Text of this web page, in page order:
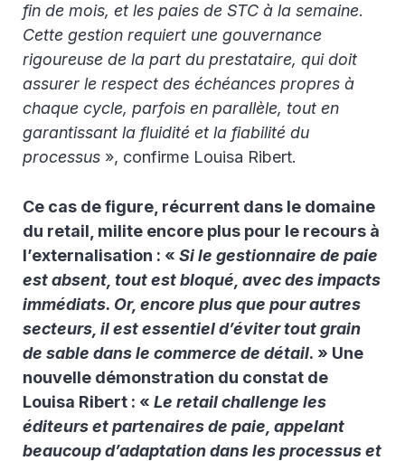
fin de mois, et les paies de STC à la semaine.
Cette gestion requiert une gouvernance
rigoureuse de la part du prestataire, qui doit
assurer le respect des échéances propres à
chaque cycle, parfois en parallèle, tout en
garantissant la fluidité et la fiabilité du
processus », confirme Louisa Ribert.
Ce cas de figure, récurrent dans le domaine
du retail, milite encore plus pour le recours à
l’externalisation : « Si le gestionnaire de paie
est absent, tout est bloqué, avec des impacts
immédiats. Or, encore plus que pour autres
secteurs, il est essentiel d’éviter tout grain
de sable dans le commerce de détail. » Une
nouvelle démonstration du constat de
Louisa Ribert : « Le retail challenge les
éditeurs et partenaires de paie, appelant
beaucoup d’adaptation dans les processus et